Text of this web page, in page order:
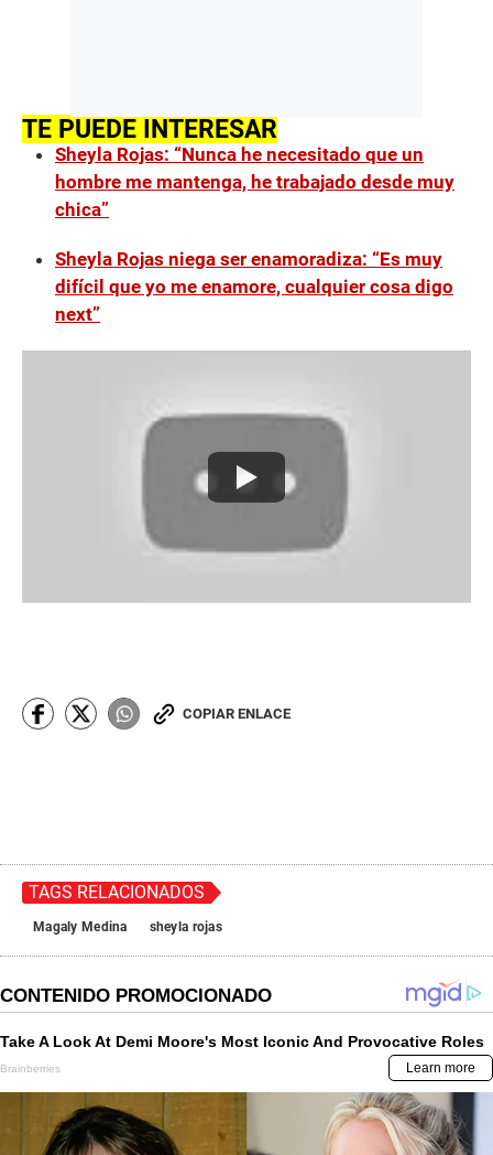
TE PUEDE INTERESAR
Sheyla Rojas: “Nunca he necesitado que un
hombre me mantenga, he trabajado desde muy
chica”
Sheyla Rojas niega ser enamoradiza: “Es muy
difícil que yo me enamore, cualquier cosa digo
next”
COPIAR ENLACE
TAGS RELACIONADOS
Magaly Medina sheyla rojas